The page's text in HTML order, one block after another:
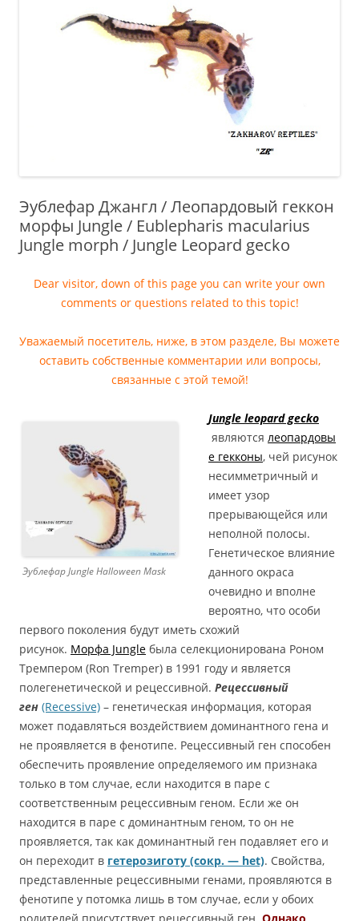
Эублефар Джангл / Леопардовый геккон
морфы Jungle / Eublepharis macularius
Jungle morph / Jungle Leopard gecko
Dear visitor, down of this page you can write your own
comments or questions related to this topic!
Уважаемый посетитель, ниже, в этом разделе, Вы можете
оставить собственные комментарии или вопросы,
связанные с этой темой!
Эублефар Jungle Halloween Mask
Jungle leopard gecko
являются леопардовы
е гекконы, чей рисунок
несимметричный и
имеет узор
прерывающейся или
неполной полосы.
Генетическое влияние
данного окраса
очевидно и вполне
вероятно, что особи
первого поколения будут иметь схожий
рисунок. Морфа Jungle была селекционирована Роном
Тремпером (Ron Tremper) в 1991 году и является
полегенетической и рецессивной. Рецессивный
ген (Recessive) – генетическая информация, которая
может подавляться воздействием доминантного гена и
не проявляется в фенотипе. Рецессивный ген способен
обеспечить проявление определяемого им признака
только в том случае, если находится в паре с
соответственным рецессивным геном. Если же он
находится в паре с доминантным геном, то он не
проявляется, так как доминантный ген подавляет его и
он переходит в гетерозиготу (сокр. — het). Свойства,
представленные рецессивными генами, проявляются в
фенотипе у потомка лишь в том случае, если у обоих
родителей присутствует рецессивный ген. Однако,